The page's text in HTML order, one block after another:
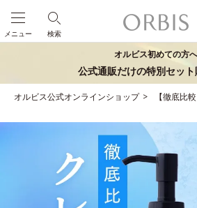
検索
メニュー
オルビス初めての方へ
公式通販だけの特別セット
オルビス公式オンラインショップ 【徹底比